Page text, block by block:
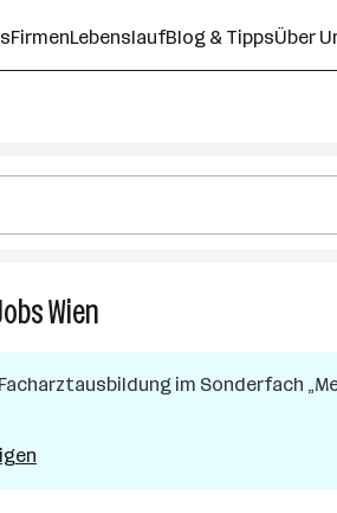
FirmenLebenslaufBlog & TippsÜber
Wien
Jobs
im Sonderfach